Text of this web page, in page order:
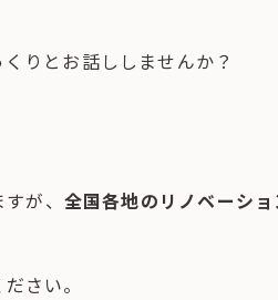
りとお話ししませんか？
が、 全国各地のリノベーショ
さい。